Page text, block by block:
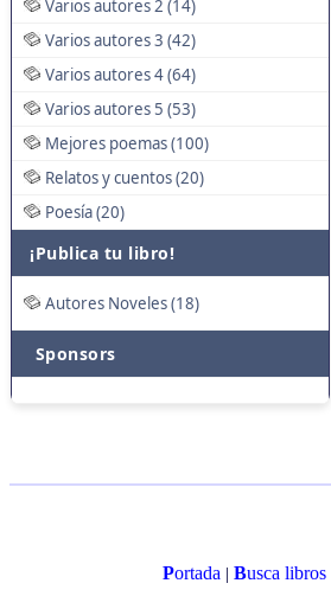
Varios autores 2 (14)
Varios autores 3 (42)
Varios autores 4 (64)
Varios autores 5 (53)
Mejores poemas (100)
Relatos y cuentos (20)
Poesía (20)
¡Publica tu libro!
Autores Noveles (18)
Sponsors
Portada| Busca libros|